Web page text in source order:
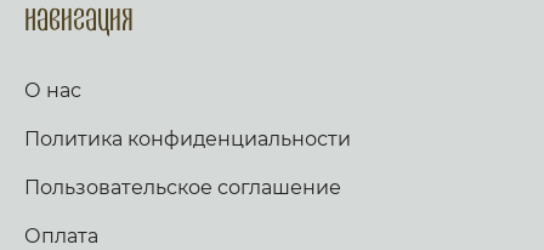
Навигация
О нас
Политика конфиденциальности
Пользовательское соглашение
Оплата